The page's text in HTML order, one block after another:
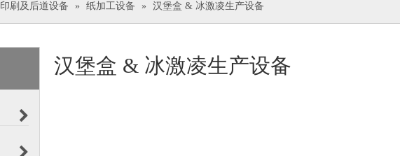
印刷及后道设备 » 纸加工设备 » 汉堡盒 & 冰激凌生产设备
汉堡盒 & 冰激凌生产设备